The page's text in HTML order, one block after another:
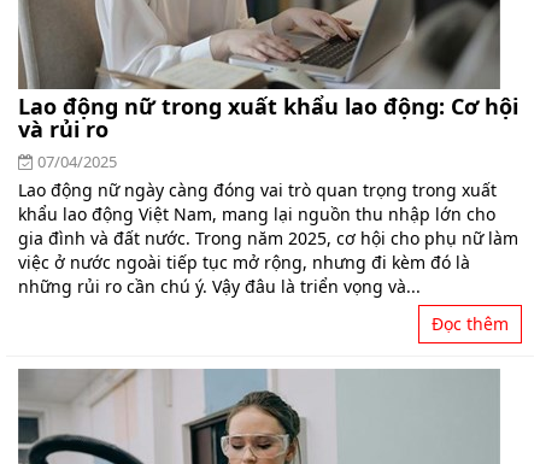
Lao động nữ trong xuất khẩu lao động: Cơ hội
và rủi ro
07/04/2025
Lao động nữ ngày càng đóng vai trò quan trọng trong xuất
khẩu lao động Việt Nam, mang lại nguồn thu nhập lớn cho
gia đình và đất nước. Trong năm 2025, cơ hội cho phụ nữ làm
việc ở nước ngoài tiếp tục mở rộng, nhưng đi kèm đó là
những rủi ro cần chú ý. Vậy đâu là triển vọng và...
Đọc thêm